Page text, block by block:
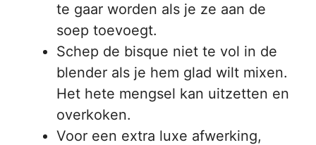
te gaar worden als je ze aan de
soep toevoegt.
Schep de bisque niet te vol in de
blender als je hem glad wilt mixen.
Het hete mengsel kan uitzetten en
overkoken.
Voor een extra luxe afwerking,